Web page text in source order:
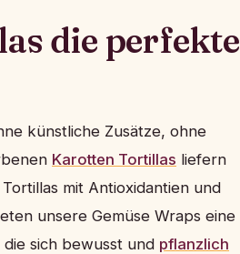
die perfekte
künstliche Zusätze, ohne
Karotten Tortillas liefern
mit Antioxidantien und
unsere Gemüse Wraps eine
sich bewusst und pflanzlich